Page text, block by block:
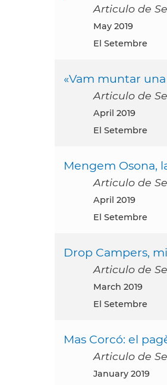
Articulo de
May 2019
El Setembre
«Vam muntar
Articulo de
April 2019
El Setembre
Mengem Osona,
Articulo de
April 2019
El Setembre
Drop Campers,
Articulo de
March 2019
El Setembre
Mas Corcó: el
Articulo de
January 2019